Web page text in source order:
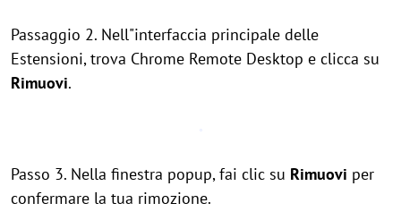
Passaggio 2. Nell"interfaccia principale delle
Estensioni, trova Chrome Remote Desktop e clicca su
Rimuovi.
Passo 3. Nella finestra popup, fai clic su Rimuovi per
confermare la tua rimozione.